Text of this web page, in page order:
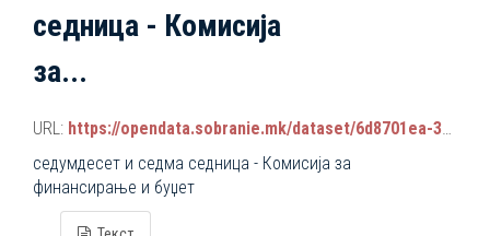
седница - Комисија
за...
URL: https://opendata.sobranie.mk/dataset/6d8701ea-3a42-465d-8f88-639bc6dc1a8e/resource/a72e3686-7a96-4e5d-b57f-d387ebdac56f/download/komisiski_sednici.json
седумдесет и седма седница - Комисија за
финансирање и буџет